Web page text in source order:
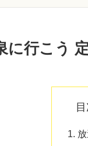
に行こう